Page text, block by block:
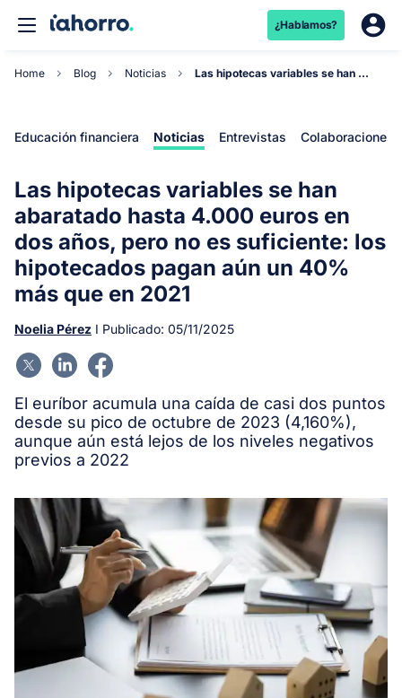
¿Hablamos?
Home Blog Noticias Las hipotecas variables se han abaratado hasta 4...
Educación financiera Noticias Entrevistas Colaboraciones
Las hipotecas variables se han
abaratado hasta 4.000 euros en
dos años, pero no es suficiente: los
hipotecados pagan aún un 40%
más que en 2021
Noelia Pérez I Publicado: 05/11/2025
El euríbor acumula una caída de casi dos puntos
desde su pico de octubre de 2023 (4,160%),
aunque aún está lejos de los niveles negativos
previos a 2022